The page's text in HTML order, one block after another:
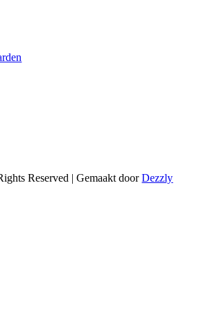
Reserved | Gemaakt doorDezzly